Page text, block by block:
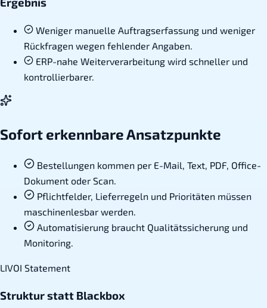
Weniger manuelle Auftragserfassung und weniger
Rückfragen wegen fehlender Angaben.
ERP-nahe Weiterverarbeitung wird schneller und
kontrollierbarer.
Sofort erkennbare Ansatzpunkte
Bestellungen kommen per E-Mail, Text, PDF, Office-
Dokument oder Scan.
Pflichtfelder, Lieferregeln und Prioritäten müssen
maschinenlesbar werden.
Automatisierung braucht Qualitätssicherung und
Monitoring.
LIVOI Statement
Struktur statt Blackbox